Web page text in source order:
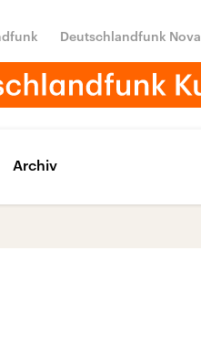
Deutschlandfunk Nova
Archiv